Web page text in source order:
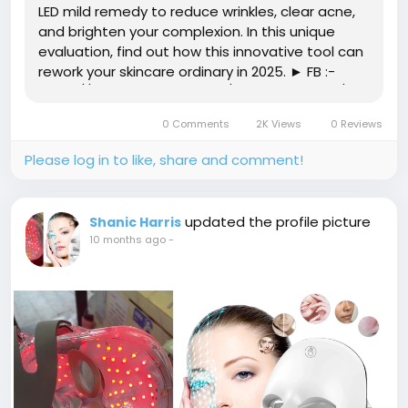
LED mild remedy to reduce wrinkles, clear acne,
and brighten your complexion. In this unique
evaluation, find out how this innovative tool can
rework your skincare ordinary in 2025. ► FB :-
0 Comments 2K Views 0 Reviews
Please log in to like, share and comment!
Shanic Harris updated the profile picture
10 months ago-